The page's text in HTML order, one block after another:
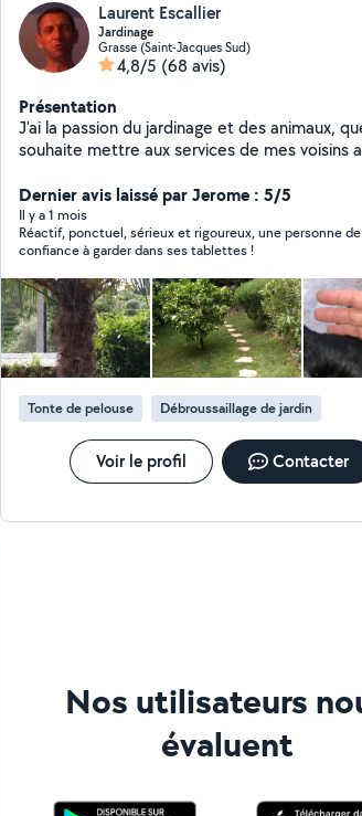
Laurent Escallier
Jardinage
Grasse (Saint-Jacques Sud)
4,8/5 (68 avis)
Présentation
J'ai la passion du jardinage et des animaux,
souhaite mettre aux services de mes voisins
Dernier avis laissé par Jerome : 5/5
Il y a 1 mois
Réactif, ponctuel, sérieux et rigoureux, une personne de
confiance à garder dans ses tablettes !
Tonte de pelouse Débroussaillage de jardin
Voir le profil Contacter
Nos utilisateurs
évaluent